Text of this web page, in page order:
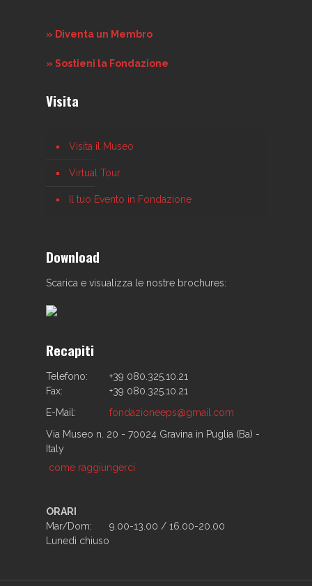
» Diventa un Membro
» Sostieni la Fondazione
Visita
Visita il Museo
Virtual Tour
Il tuo Evento in Fondazione
Download
Scarica e visualizza le nostre brochures:
Recapiti
Telefono:
+39 080.325.10.21
Fax:
+39 080.325.10.21
E-Mail:
fondazioneeps@gmail.com
Via Museo n. 20 - 70024 Gravina in Puglia (Ba) -
Italy
come raggiungerci
ORARI
Mar/Dom:
9.00-13.00 / 16.00-20.00
Lunedì chiuso